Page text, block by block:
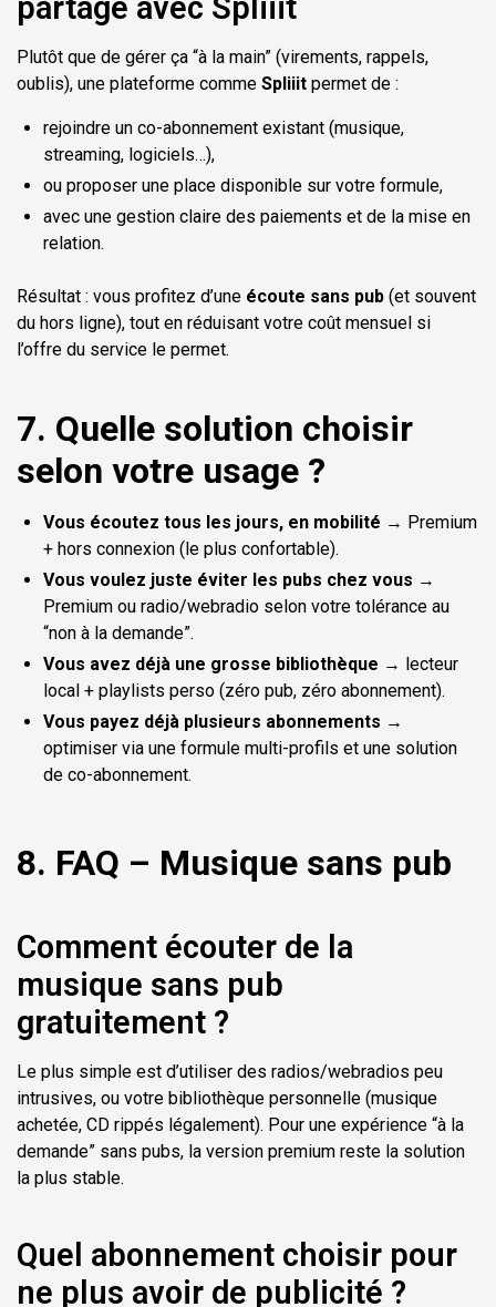
partage avec Spliiit
Plutôt que de gérer ça “à la main” (virements, rappels,
oublis), une plateforme comme Spliiit permet de :
rejoindre un co-abonnement existant (musique,
streaming, logiciels…),
ou proposer une place disponible sur votre formule,
avec une gestion claire des paiements et de la mise en
relation.
Résultat : vous profitez d’une écoute sans pub (et souvent
du hors ligne), tout en réduisant votre coût mensuel si
l’offre du service le permet.
7. Quelle solution choisir
selon votre usage ?
Vous écoutez tous les jours, en mobilité → Premium
+ hors connexion (le plus confortable).
Vous voulez juste éviter les pubs chez vous →
Premium ou radio/webradio selon votre tolérance au
“non à la demande”.
Vous avez déjà une grosse bibliothèque → lecteur
local + playlists perso (zéro pub, zéro abonnement).
Vous payez déjà plusieurs abonnements →
optimiser via une formule multi-profils et une solution
de co-abonnement.
8. FAQ – Musique sans pub
Comment écouter de la
musique sans pub
gratuitement ?
Le plus simple est d’utiliser des radios/webradios peu
intrusives, ou votre bibliothèque personnelle (musique
achetée, CD rippés légalement). Pour une expérience “à la
demande” sans pubs, la version premium reste la solution
la plus stable.
Quel abonnement choisir pour
ne plus avoir de publicité ?